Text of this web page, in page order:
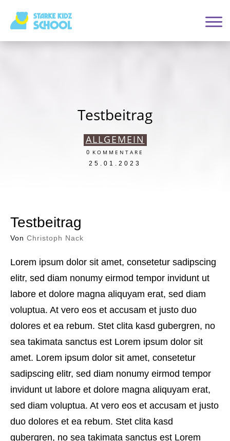
Testbeitrag
ALLGEMEIN
0 KOMMENTARE
25.01.2023
Testbeitrag
Von Christoph Nack
Lorem ipsum dolor sit amet, consetetur sadipscing
elitr, sed diam nonumy eirmod tempor invidunt ut
labore et dolore magna aliquyam erat, sed diam
voluptua. At vero eos et accusam et justo duo
dolores et ea rebum. Stet clita kasd gubergren, no
sea takimata sanctus est Lorem ipsum dolor sit
amet. Lorem ipsum dolor sit amet, consetetur
sadipscing elitr, sed diam nonumy eirmod tempor
invidunt ut labore et dolore magna aliquyam erat,
sed diam voluptua. At vero eos et accusam et justo
duo dolores et ea rebum. Stet clita kasd
gubergren, no sea takimata sanctus est Lorem